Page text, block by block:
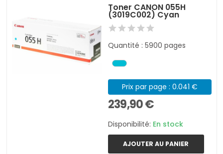
Toner CANON 055H
(3019C002) Cyan
Quantité : 5900 pages
Prix par page : 0.041 €
239,90 €
Disponibilité: En stock
AJOUTER AU PANIER